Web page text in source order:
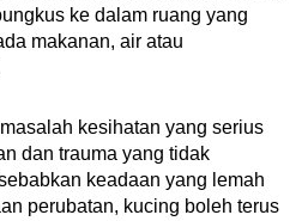
ke dalam ruang yang
makanan, air atau
kesihatan yang serius
dan trauma yang tidak
keadaan yang lemah
perubatan, kucing boleh terus